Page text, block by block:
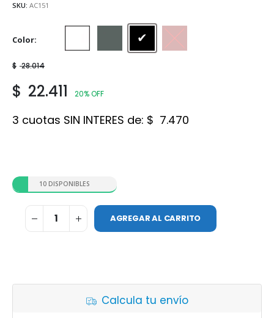
SKU: AC151
Color Negro Rojo
$ 28.014
$ 22.411 20% OFF
3 cuotas SIN INTERES de: $ 7.470
10 DISPONIBLES
AGREGAR AL CARRITO
Calcula tu envío